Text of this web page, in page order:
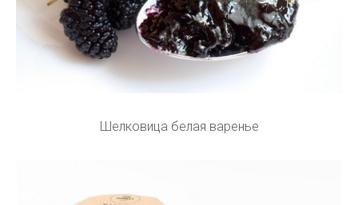
Шелковица белая варенье